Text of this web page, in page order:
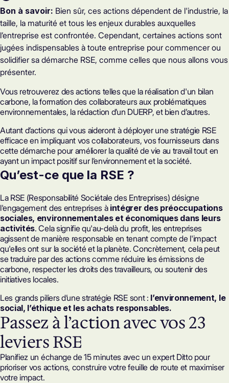
Bon à savoir: Bien sûr, ces actions dépendent de l'industrie, la
taille, la maturité et tous les enjeux durables auxquelles
l’entreprise est confrontée. Cependant, certaines actions sont
jugées indispensables à toute entreprise pour commencer ou
solidifier sa démarche RSE, comme celles que nous allons vous
présenter.
Vous retrouverez des actions telles que la réalisation d'un bilan
carbone, la formation des collaborateurs aux problématiques
environnementales, la rédaction d’un DUERP, et bien d’autres.
Autant d’actions qui vous aideront à déployer une stratégie RSE
efficace en impliquant vos collaborateurs, vos fournisseurs dans
cette démarche pour améliorer la qualité de vie au travail tout en
ayant un impact positif sur l’environnement et la société.
Qu’est-ce que la RSE ?
La RSE (Responsabilité Sociétale des Entreprises) désigne
l'engagement des entreprises à intégrer des préoccupations
sociales, environnementales et économiques dans leurs
activités. Cela signifie qu'au-delà du profit, les entreprises
agissent de manière responsable en tenant compte de l'impact
qu'elles ont sur la société et la planète. Concrètement, cela peut
se traduire par des actions comme réduire les émissions de
carbone, respecter les droits des travailleurs, ou soutenir des
initiatives locales.
Les grands piliers d’une stratégie RSE sont : l’environnement, le
social, l’éthique et les achats responsables.
Passez à l’action avec vos 23
leviers RSE
Planifiez un échange de 15 minutes avec un expert Ditto pour
prioriser vos actions, construire votre feuille de route et maximiser
votre impact.